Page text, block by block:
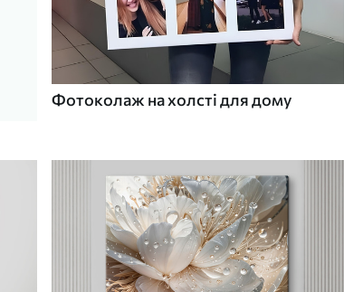
Фотоколаж на холсті для дому